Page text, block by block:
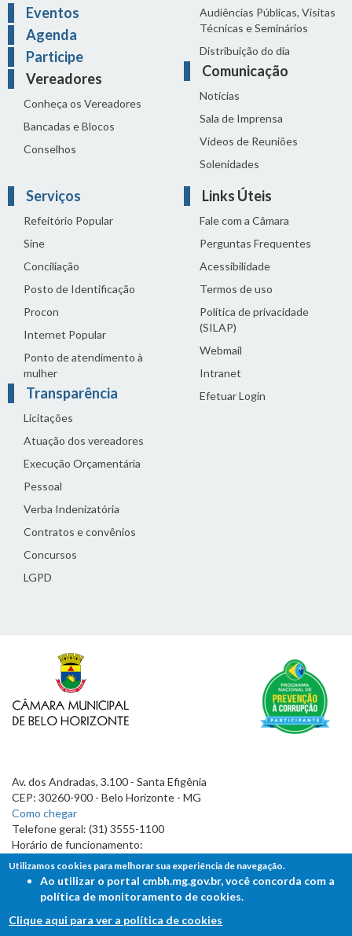
Eventos
Agenda
Participe
Vereadores
Conheça os Vereadores
Bancadas e Blocos
Conselhos
Audiências Públicas, Visitas
Técnicas e Seminários
Distribuição do dia
Comunicação
Notícias
Sala de Imprensa
Vídeos de Reuniões
Solenidades
Serviços
Refeitório Popular
Sine
Conciliação
Posto de Identificação
Procon
Internet Popular
Ponto de atendimento à
mulher
Transparência
Licitações
Atuação dos vereadores
Execução Orçamentária
Pessoal
Verba Indenizatória
Contratos e convênios
Concursos
LGPD
Links Úteis
Fale com a Câmara
Perguntas Frequentes
Acessibilidade
Termos de uso
Política de privacidade
(SILAP)
Webmail
Intranet
Efetuar Login
Av. dos Andradas, 3.100 - Santa Efigênia
CEP: 30260-900 - Belo Horizonte - MG
Como chegar
Telefone geral: (31) 3555-1100
Horário de funcionamento:
7h às 19h
Utilizamos cookies para melhorar sua experiência de navegação.
Ao utilizar o portal cmbh.mg.gov.br, você concorda com a
política de monitoramento de cookies.
Clique aqui para ver a política de cookies